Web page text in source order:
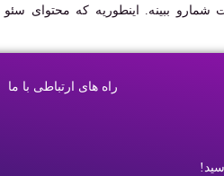
شمارو ببینه. اینطوریه که محتوای
راه های ارتباطی با ما